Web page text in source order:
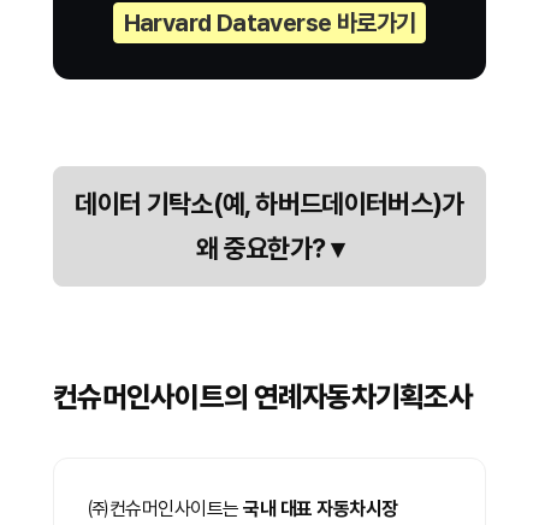
Harvard Dataverse 바로가기
데이터 기탁소(예, 하버드데이터버스)가
왜 중요한가?▾
컨슈머인사이트의 연례자동차기획조사
㈜컨슈머인사이트는국내 대표 자동차시장